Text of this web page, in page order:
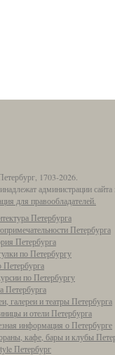
1703-2026.
администрации
для правообладателей.
Петербурга
Петербурга
Петербурга
по Петербургу
Петербурга
по Петербургу
Петербурга
галереи и театры Петербурга
и отели Петербурга
информация о Петербурге
кафе, бары и клубы
Петербург